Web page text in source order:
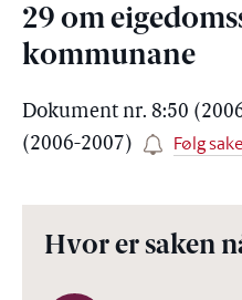
29 om
kommunane
Dokument nr. 8:50
(2006-2007)
Følg
Hvor er saken